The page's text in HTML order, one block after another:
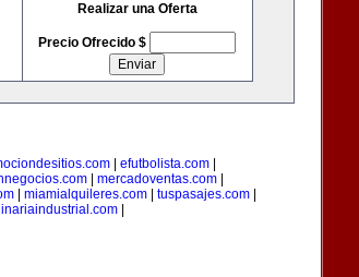
Realizar una Oferta
Precio Ofrecido $
| efutbolista.com|
| mercadoventas.com|
| miamialquileres.com| tuspasajes.com|